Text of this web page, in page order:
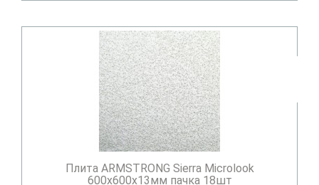
Плита ARMSTRONG Sierra Microlook
600х600х13мм пачка 18шт